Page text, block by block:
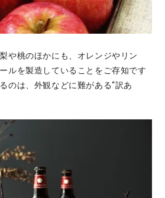
や桃のほかにも、オレンジやリン
ルを製造していることをご存知です
のは、外観などに難がある“訳あ